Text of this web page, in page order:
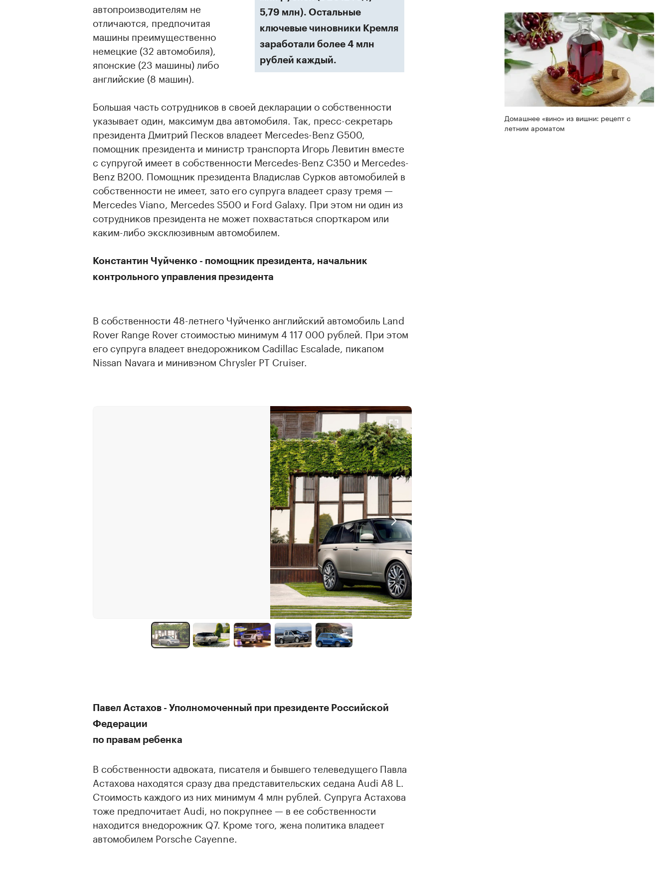
Домашнее «вино» из вишни: рецепт с
летним ароматом
5,79 млн). Остальные
ключевые чиновники Кремля
заработали более 4 млн
рублей каждый.
автопроизводителям не
отличаются, предпочитая
машины преимущественно
немецкие (32 автомобиля),
японские (23 машины) либо
английские (8 машин).
Большая часть сотрудников в своей декларации о собственности
указывает один, максимум два автомобиля. Так, пресс-секретарь
президента Дмитрий Песков владеет Mercedes-Benz G500,
помощник президента и министр транспорта Игорь Левитин вместе
с супругой имеет в собственности Mercedes-Benz C350 и Mercedes-
Benz B200. Помощник президента Владислав Сурков автомобилей в
собственности не имеет, зато его супруга владеет сразу тремя —
Mercedes Viano, Mercedes S500 и Ford Galaxy. При этом ни один из
сотрудников президента не может похвастаться спорткаром или
каким-либо эксклюзивным автомобилем.
Константин Чуйченко - помощник президента, начальник
контрольного управления президента
В собственности 48-летнего Чуйченко английский автомобиль Land
Rover Range Rover стоимостью минимум 4 117 000 рублей. При этом
его супруга владеет внедорожником Cadillac Escalade, пикапом
Nissan Navara и минивэном Chrysler PT Cruiser.
Павел Астахов - Уполномоченный при президенте Российской
Федерации
по правам ребенка
В собственности адвоката, писателя и бывшего телеведущего Павла
Астахова находятся сразу два представительских седана Audi A8 L.
Стоимость каждого из них минимум 4 млн рублей. Супруга Астахова
тоже предпочитает Audi, но покрупнее — в ее собственности
находится внедорожник Q7. Кроме того, жена политика владеет
автомобилем Porsche Cayenne.